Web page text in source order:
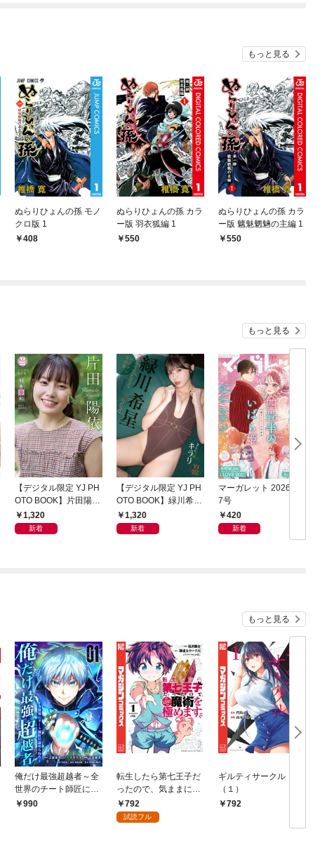
もっと見る
ぬらりひょんの孫 モノ
クロ版 1
408
ぬらりひょんの孫 カラ
ー版 羽衣狐編 1
550
ぬらりひょんの孫 カラ
ー版 魑魅魍魎の主編 1
550
もっと見る
【デジタル限定 YJ PH
OTO BOOK】片田陽依
写真集「羽色日和」
1,320
新着
【デジタル限定 YJ PH
OTO BOOK】緑川希星
写真集「きらら、キラ
リ」
1,320
新着
マーガレット 2026年1
7号
420
新着
もっと見る
俺だけ最強超越者～全
世界のチート師匠に認
められた～【単行本】
990
転生したら第七王子だ
ったので、気ままに魔
術を極めます（１）
792
試読フル
ギルティサークル
（１）
792